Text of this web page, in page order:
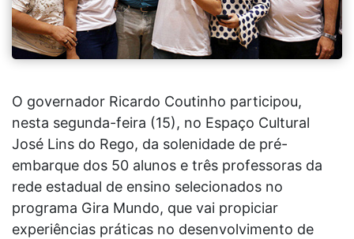
O governador Ricardo Coutinho participou,
nesta segunda-feira (15), no Espaço Cultural
José Lins do Rego, da solenidade de pré-
embarque dos 50 alunos e três professoras da
rede estadual de ensino selecionados no
programa Gira Mundo, que vai propiciar
experiências práticas no desenvolvimento de